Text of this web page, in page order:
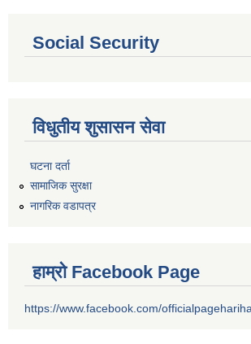
Social Security
विधुतीय शुसासन सेवा
घटना दर्ता
सामाजिक सुरक्षा
नागरिक वडापत्र
हाम्रो Facebook Page
https://www.facebook.com/